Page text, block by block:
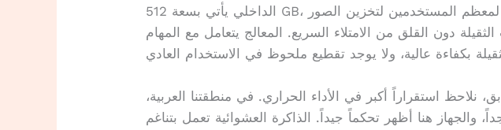
الداخلي يأتي بسعة 512 GB، وهي مساحة كافية جداً لمعظم المستخدمين لتخزين الصور
الثقيلة دون القلق من الامتلاء السريع. المعالج يتعامل مع المهام
نلاحظ استقراراً أكبر في الأداء الحراري. في منطقتنا العربية،
والجهاز هنا أظهر تحكماً جيداً. الذاكرة العشوائية تعمل بتناغم